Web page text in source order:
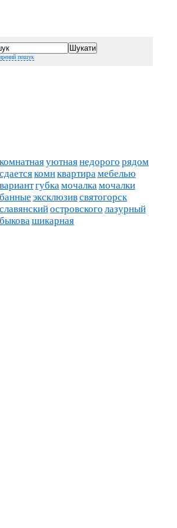
пошук
комнатнаяуютнаянедорого рядом
сдаетсякомнквартирамебелью
вариантгубкамочалкамочалки
банные эксклюзивсвятогорск
славянскийостровского лазурный
быковашикарная